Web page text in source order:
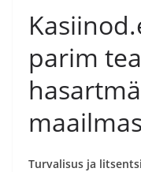
parim
maailmas
Turvalisus ja